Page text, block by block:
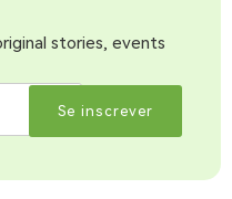
stories, events
Se inscrever